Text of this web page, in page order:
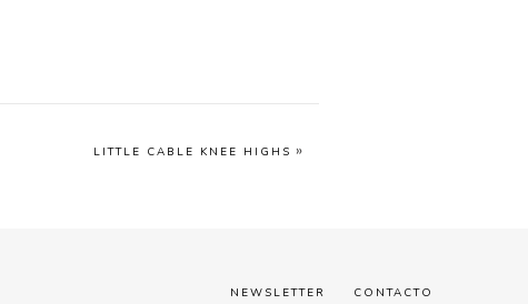
LITTLE CABLE KNEE HIGHS »
NEWSLETTER CONTACTO